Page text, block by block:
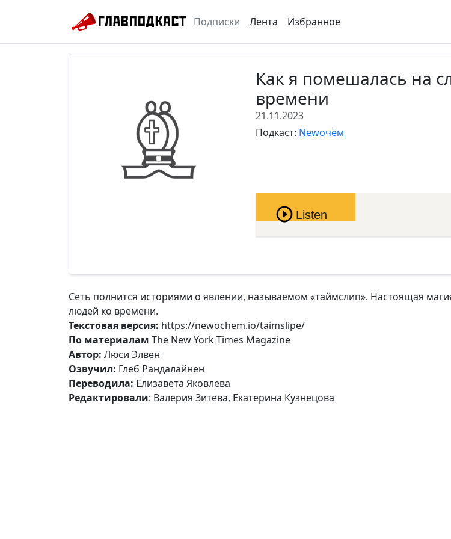
Подписки Лента Избранное
Как я помешалась на
времени
21.11.2023
Подкаст: Newочём
Pause
Listen
Сеть полнится историями о явлении, называемом «таймслип». Настоящая
людей ко времени.
Текстовая версия: https://newochem.io/taimslipe/
По материалам The New York Times Magazine
Автор: Люси Элвен
Озвучил: Глеб Рандалайнен
Переводила: Елизавета Яковлева
Редактировали: Валерия Зитева, Екатерина Кузнецова